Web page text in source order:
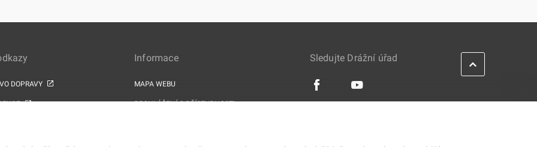
DOPRAVY
Informace
MAPA WEBU
PROHLÁŠENÍ O PŘÍSTUPNOSTI
Sledujte Drážní úřad